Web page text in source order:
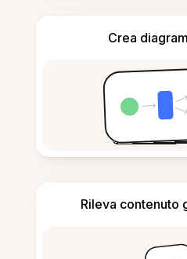
Crea
Rileva contenuto